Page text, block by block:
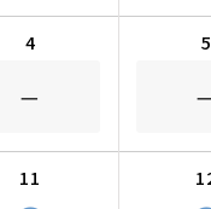
4
－
5
11